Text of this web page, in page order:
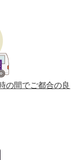
日(木)
(水)
(月)
(木)
(木)
日(水)
の間でご都合の良